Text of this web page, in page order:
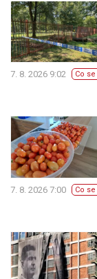
7. 8. 2026 9:02 Co
7. 8. 2026 7:00 Co